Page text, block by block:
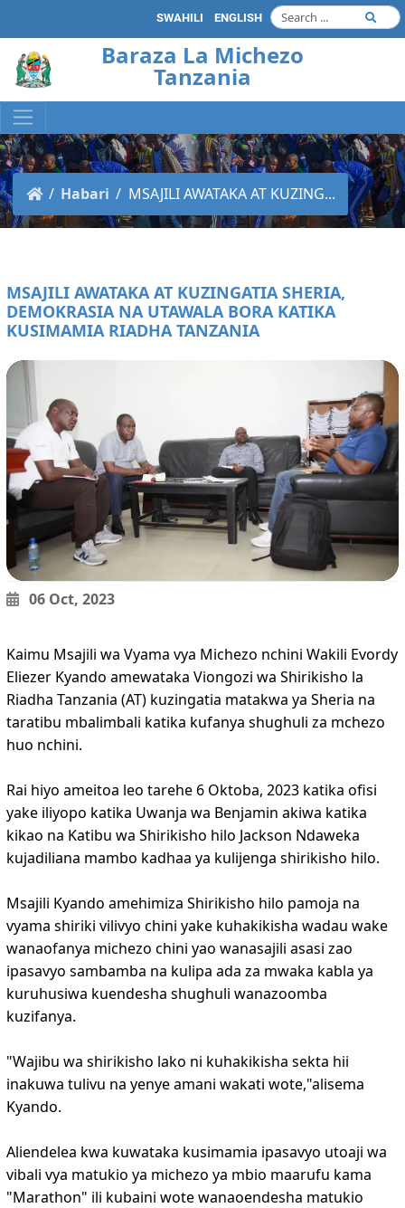
ENGLISH
SWAHILI
Baraza La Michezo
Tanzania
Habari MSAJILI AWATAKA AT KUZING...
MSAJILI AWATAKA AT KUZINGATIA SHERIA,
DEMOKRASIA NA UTAWALA BORA KATIKA
KUSIMAMIA RIADHA TANZANIA
06 Oct, 2023
Kaimu Msajili wa Vyama vya Michezo nchini Wakili Evordy
Eliezer Kyando amewataka Viongozi wa Shirikisho la
Riadha Tanzania (AT) kuzingatia matakwa ya Sheria na
taratibu mbalimbali katika kufanya shughuli za mchezo
huo nchini.
Rai hiyo ameitoa leo tarehe 6 Oktoba, 2023 katika ofisi
yake iliyopo katika Uwanja wa Benjamin akiwa katika
kikao na Katibu wa Shirikisho hilo Jackson Ndaweka
kujadiliana mambo kadhaa ya kulijenga shirikisho hilo.
Msajili Kyando amehimiza Shirikisho hilo pamoja na
vyama shiriki vilivyo chini yake kuhakikisha wadau wake
wanaofanya michezo chini yao wanasajili asasi zao
ipasavyo sambamba na kulipa ada za mwaka kabla ya
kuruhusiwa kuendesha shughuli wanazoomba
kuzifanya.
"Wajibu wa shirikisho lako ni kuhakikisha sekta hii
inakuwa tulivu na yenye amani wakati wote,"alisema
Kyando.
Aliendelea kwa kuwataka kusimamia ipasavyo utoaji wa
vibali vya matukio ya michezo ya mbio maarufu kama
"Marathon" ili kubaini wote wanaoendesha matukio